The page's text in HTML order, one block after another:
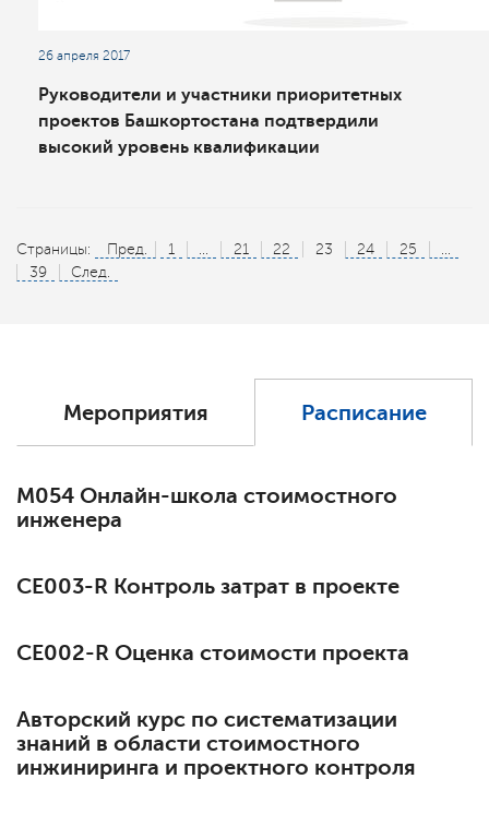
26 апреля 2017
Руководители и участники приоритетных
проектов Башкортостана подтвердили
высокий уровень квалификации
Страницы: Пред. 1 ... 21 22 23 24 25
...
39
След.
Мероприятия Расписание
М054 Онлайн-школа стоимостного
инженера
СЕ003-R Контроль затрат в проекте
СЕ002-R Оценка стоимости проекта
Авторский курс по систематизации
знаний в области стоимостного
инжиниринга и проектного контроля